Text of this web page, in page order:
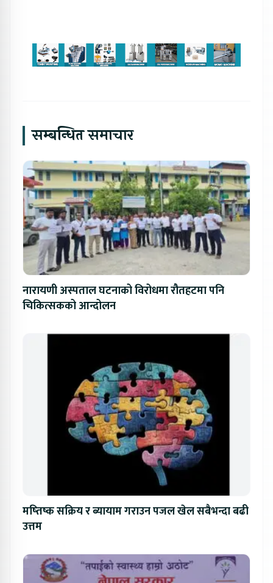
सम्बन्धित समाचार
नारायणी अस्पताल घटनाको विरोधमा रौतहटमा पनि
चिकित्सकको आन्दोलन
मष्तिष्क सक्रिय र ब्यायाम गराउन पजल खेल सबैभन्दा बढी
उत्तम